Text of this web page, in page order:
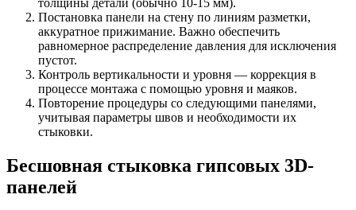
Постановка панели на стену по линиям разметки,
аккуратное прижимание. Важно обеспечить
равномерное распределение давления для исключения
пустот.
Контроль вертикальности и уровня — коррекция в
процессе монтажа с помощью уровня и маяков.
Повторение процедуры со следующими панелями,
учитывая параметры швов и необходимости их
стыковки.
Бесшовная стыковка гипсовых 3D-
панелей